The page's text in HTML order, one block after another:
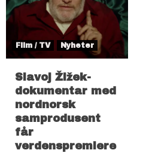
Film / TV Nyheter
Slavoj Žižek-
dokumentar med
nordnorsk
samprodusent
får
verdenspremiere